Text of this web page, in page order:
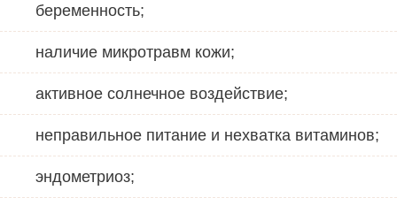
беременность;
наличие микротравм кожи;
активное солнечное воздействие;
неправильное питание и нехватка витаминов;
эндометриоз;